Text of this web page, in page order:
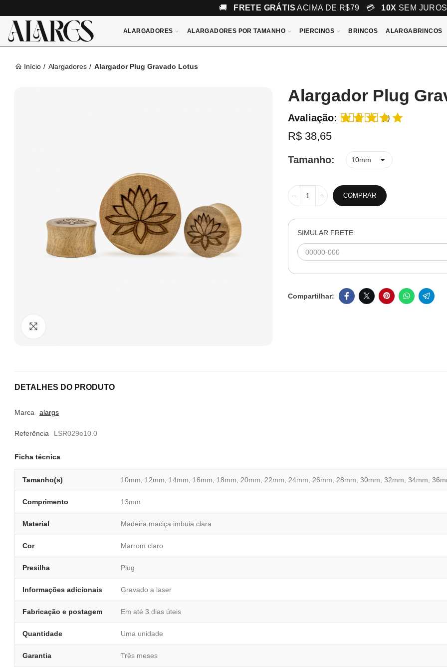
🚚 FRETE GRÁTIS ACIMA DE R$79 💳 10X SEM
ALARGADORES ALARGADORES POR TAMANHO PIERCINGS BRINCOS ALARGABRINCOS
Início Alargadores Alargador Plug Gravado Lotus
Alargador Plug
Avaliação: (1)
R$ 38,65
Tamanho
COMPRAR
SIMULAR FRETE:
DETALHES DO PRODUTO
Marca alargs
Referência LSR029e10.0
Ficha técnica
Tamanho(s) 10mm, 12mm, 14mm, 16mm, 18mm, 20mm, 22mm, 24mm, 26mm, 28mm, 30mm, 32mm, 34mm,
Comprimento 13mm
Material Madeira maciça imbuia clara
Cor Marrom claro
Presilha Plug
Informações adicionais Gravado a laser
Fabricação e postagem Em até 3 dias úteis
Quantidade Uma unidade
Garantia Três meses